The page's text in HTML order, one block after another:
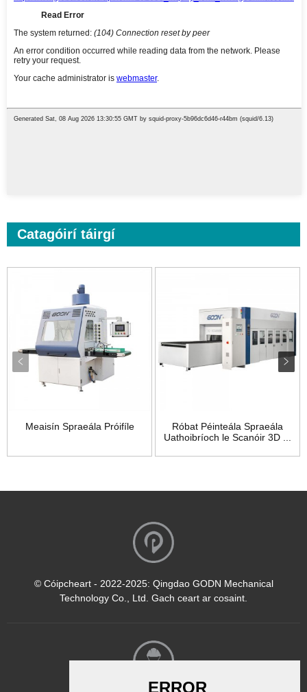
Catagóirí táirgí
Meaisín Spraeála Próifíle
Róbat Péinteála Spraeála
Uathoibríoch le Scanóir 3D ...
© Cóipcheart - 2022-2025: Qingdao GODN Mechanical
Technology Co., Ltd. Gach ceart ar cosaint.